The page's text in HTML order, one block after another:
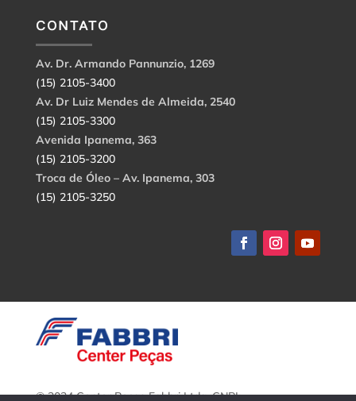
CONTATO
Av. Dr. Armando Pannunzio, 1269
(15) 2105-3400
Av. Dr Luiz Mendes de Almeida, 2540
(15) 2105-3300
Avenida Ipanema, 363
(15) 2105-3200
Troca de Óleo – Av. Ipanema, 303
(15) 2105-3250
© 2024 Center Peças Fabbri Ltda. CNPJ: